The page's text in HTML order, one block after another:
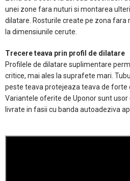
unei zone fara nuturi si montarea
dilatare. Rosturile create pe zona fara
la dimensiunile cerute.
Trecere teava prin profil de dilatare
Profilele de dilatare suplimentare
critice, mai ales la suprafete mari.
peste teava protejeaza teava de forte
Variantele oferite de Uponor sunt usor
livrate in fasii cu banda autoadeziva